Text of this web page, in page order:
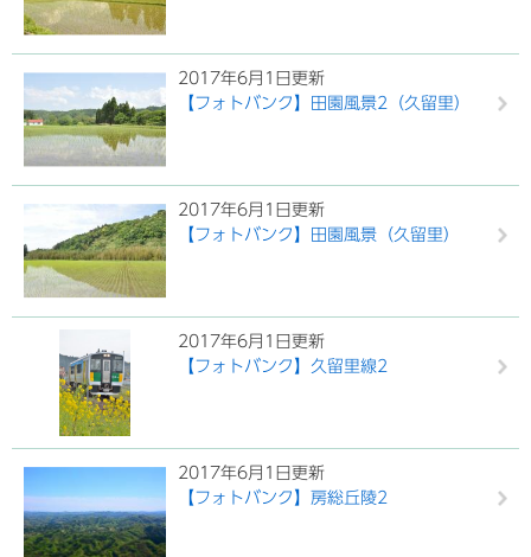
2017年6月1日更新
【フォトバンク】田園風景2（久留里）
2017年6月1日更新
【フォトバンク】田園風景（久留里）
2017年6月1日更新
【フォトバンク】久留里線2
2017年6月1日更新
【フォトバンク】房総丘陵2